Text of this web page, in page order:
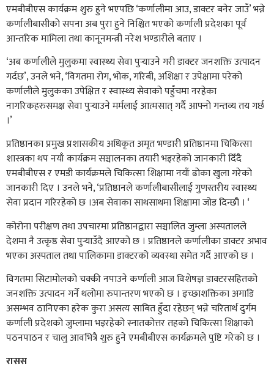
एमबीबीएस कार्यक्रम शुरु हुने भएपछि ‘कर्णालीमा आउ, डाक्टर बनेर जाउँ’ भन्ने
कर्णालीबासीको सपना अब पुरा हुने निश्चित भएको कर्णाली प्रदेशका पूर्व
आन्तरिक मामिला तथा कानूनमन्त्री नरेश भण्डारीले बताए ।
‘अब कर्णालीले मुलुकमा स्वास्थ्य सेवा पुर्‍याउने गरी डाक्टर जनशक्ति उत्पादन
गर्दछ’, उनले भने, ‘विगतमा रोग, भोक, गरिबी, अशिक्षा र उपेक्षामा परेको
कर्णालीले मुलुकका उपेक्षित र स्वास्थ्य सेवाको पहुँचमा नरहेका
नागरिकहरुसमक्ष सेवा पुर्‍याउने मर्मलाई आत्मसात् गर्दै आफ्नो गन्तव्य तय गर्छ
।’
प्रतिष्ठानका प्रमुख प्रशासकीय अधिकृत अमृत भण्डारी प्रतिष्ठानमा चिकित्सा
शास्त्रका थप नयाँ कार्यक्रम सञ्चालनका तयारी भइरहेको जानकारी दिँदै
एमबीबीएस र एमडी कार्यक्रमले चिकित्सा शिक्षामा नयाँ ढोका खुला गरेको
जानकारी दिए । उनले भने, ‘प्रतिष्ठानले कर्णालीबासीलाई गुणस्तरीय स्वास्थ्य
सेवा प्रदान गरिरहेको छ ।अब सेवाका साथसाथमा शिक्षामा जोड दिन्छौ । ‘
कोरोना परीक्षण तथा उपचारमा प्रतिष्ठानद्वारा सञ्चालित जुम्ला अस्पतालले
देशमा नै उत्कृष्ठ सेवा पुर्‍याउँदै आएको छ । प्रतिष्ठानले कर्णालीका डाक्टर अभाव
भएका अस्पताल तथा पालिकामा डाक्टरको व्यवस्था समेत गर्दै आएको छ ।
विगतमा सिटामोलको चक्की नपाउने कर्णाली आज विशेषज्ञ डाक्टरसहितको
जनशक्ति उत्पादन गर्ने थलोमा रुपान्तरण भएको छ । इच्छाशक्तिका अगाडि
असम्भव ठानिएका हरेक कुरा असत्य साबित हुँदा रहेछन् भन्ने चरितार्थ दुर्गम
कर्णाली प्रदेशको जुम्लामा भइरहेको स्नातकोत्तर तहको चिकित्सा शिक्षाको
पठनपाठन र चालु आवभित्रै शुरु हुने एमबीबीएस कार्यक्रमले पुष्टि गरेको छ ।
रासस